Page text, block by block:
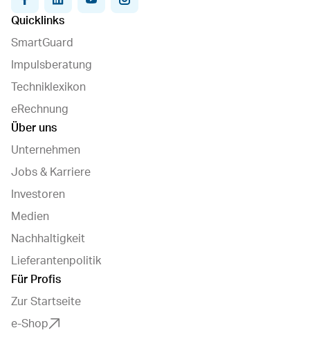
Quicklinks
SmartGuard
Impulsberatung
Techniklexikon
eRechnung
Über uns
Unternehmen
Jobs & Karriere
Investoren
Medien
Nachhaltigkeit
Lieferantenpolitik
Für Profis
Zur Startseite
e-Shop